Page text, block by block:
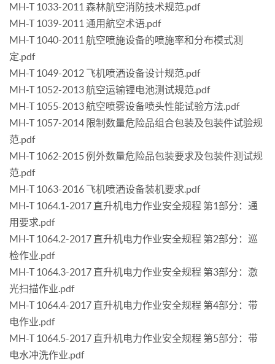
MH-T 1033-2011 森林航空消防技术规范.pdf
MH-T 1039-2011 通用航空术语.pdf
MH-T 1040-2011 航空喷施设备的喷施率和分布模式测
定.pdf
MH-T 1049-2012 飞机喷洒设备设计规范.pdf
MH-T 1052-2013 航空运输锂电池测试规范.pdf
MH-T 1055-2013 航空喷雾设备喷头性能试验方法.pdf
MH-T 1057-2014 限制数量危险品组合包装及包装件试验规
范.pdf
MH-T 1062-2015 例外数量危险品包装要求及包装件测试规
范.pdf
MH-T 1063-2016 飞机喷洒设备装机要求.pdf
MH-T 1064.1-2017 直升机电力作业安全规程 第1部分：通
用要求.pdf
MH-T 1064.2-2017 直升机电力作业安全规程 第2部分：巡
检作业.pdf
MH-T 1064.3-2017 直升机电力作业安全规程 第3部分：激
光扫描作业.pdf
MH-T 1064.4-2017 直升机电力作业安全规程 第4部分：带
电作业.pdf
MH-T 1064.5-2017 直升机电力作业安全规程 第5部分：带
电水冲洗作业.pdf